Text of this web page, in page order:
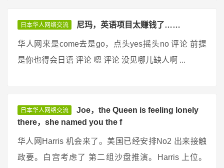
日本华人网络交流 尼玛，英语项目太赚钱了……
华人网来是come去是go，点头yes摇头no 评论 前提
是你也得会日语 评论 嗯 评论 没见哪儿缺人啊 ...
日本华人网络交流
Joe，the Queen is feeling lonely
there，she named you the f
华人网Harris 机会来了。美国已经安排No2 出来接触
政要。白宫考虑了 第二组沙盘推演。Harris 上位。